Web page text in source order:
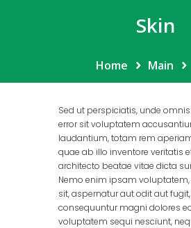
Skin
Home Main
Sed ut perspiciatis, unde
error sit voluptatem
laudantium, totam rem
quae ab illo inventore veritatis
architecto beatae vitae dicta
Nemo enim ipsam
sit, aspernatur aut odit aut
consequuntur magni dolores
voluptatem sequi nesciunt,